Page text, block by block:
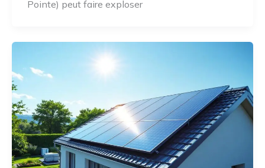
Pointe) peut faire exploser